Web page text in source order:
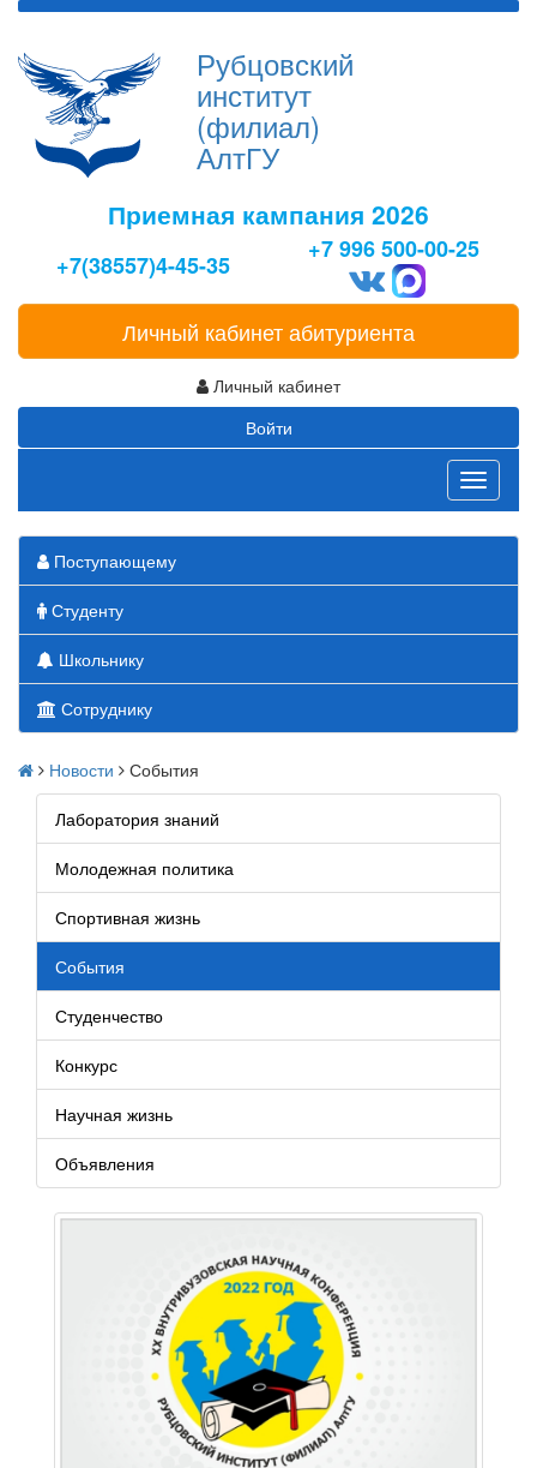
Рубцовский
институт
(филиал)
АлтГУ
Приемная кампания 2026
+7(38557)4-45-35
+7 996 500-00-25
Личный кабинет абитуриента
Личный кабинет
Войти
Toggle
Поступающему
Студенту
Школьнику
Сотруднику
Новости События
Лаборатория знаний
Молодежная политика
Спортивная жизнь
События
Студенчество
Конкурс
Научная жизнь
Объявления